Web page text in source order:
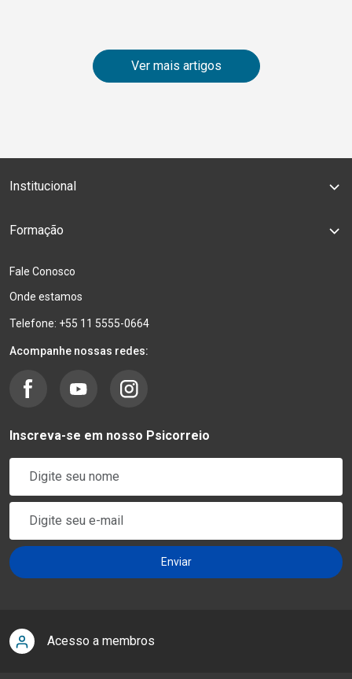
Ver mais artigos
Institucional
Formação
Fale Conosco
Onde estamos
Telefone: +55 11 5555-0664
Acompanhe nossas redes:
Inscreva-se em nosso Psicorreio
Acesso a membros